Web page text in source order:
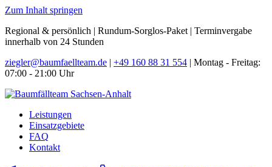
Zum Inhalt springen
Regional & persönlich | Rundum-Sorglos-Paket | Terminvergabe
innerhalb von 24 Stunden
ziegler@baumfaellteam.de | +49 160 88 31 554 | Montag - Freitag:
07:00 - 21:00 Uhr
Leistungen
Einsatzgebiete
FAQ
Kontakt